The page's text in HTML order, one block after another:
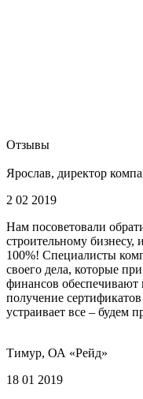
Отзывы
Ярослав, директор
2 02 2019
Нам посоветовали
строительному бизнесу,
100%! Специалисты
своего дела, которые
финансов
получение
устраивает все – будем
Тимур, ОА «Рейд»
18 01 2019